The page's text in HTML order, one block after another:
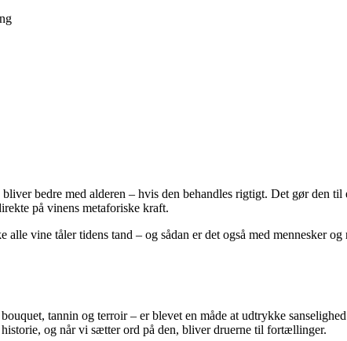
bedre med alderen – hvis den behandles rigtigt. Det gør den
på vinens metaforiske kraft.
vine tåler tidens tand – og sådan er det også med mennesker
tannin og terroir – er blevet en måde at udtrykke
og når vi sætter ord på den, bliver druerne til fortællinger.